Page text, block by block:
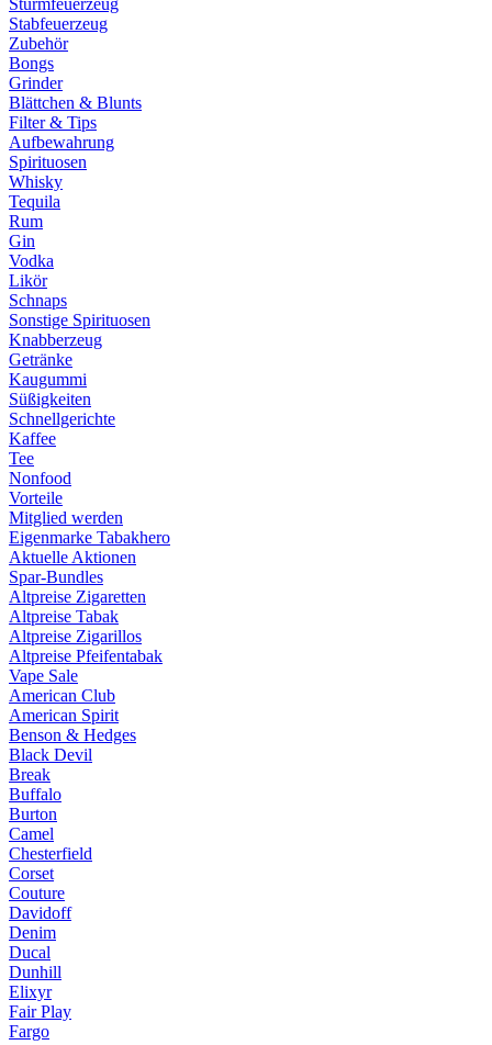
Sturmfeuerzeug
Stabfeuerzeug
Zubehör
Bongs
Grinder
Blättchen & Blunts
Filter & Tips
Aufbewahrung
Spirituosen
Whisky
Tequila
Rum
Gin
Vodka
Likör
Schnaps
Sonstige Spirituosen
Knabberzeug
Getränke
Kaugummi
Süßigkeiten
Schnellgerichte
Kaffee
Tee
Nonfood
Vorteile
Mitglied werden
Eigenmarke Tabakhero
Aktuelle Aktionen
Spar-Bundles
Altpreise Zigaretten
Altpreise Tabak
Altpreise Zigarillos
Altpreise Pfeifentabak
Vape Sale
American Club
American Spirit
Benson & Hedges
Black Devil
Break
Buffalo
Burton
Camel
Chesterfield
Corset
Couture
Davidoff
Denim
Ducal
Dunhill
Elixyr
Fair Play
Fargo